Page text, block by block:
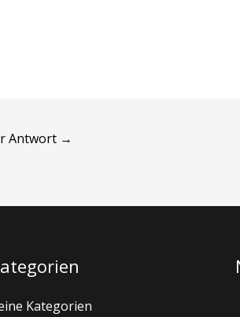
Antwort →
Kategorien